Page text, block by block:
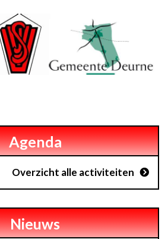
Agenda
Overzicht alle activiteiten
Nieuws